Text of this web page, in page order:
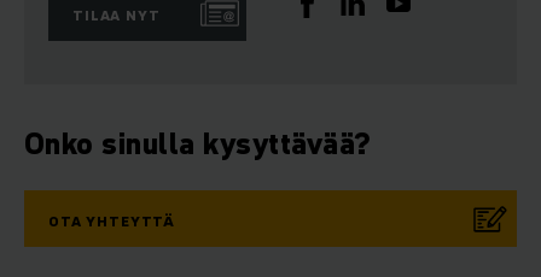
TILAA NYT
Onko sinulla kysyttävää?
OTA YHTEYTTÄ